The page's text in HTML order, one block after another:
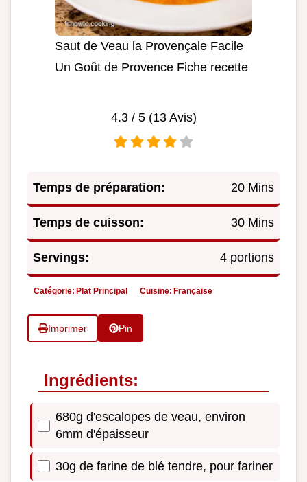
Saut de Veau la Provençale Facile
Un Goût de Provence Fiche recette
4.3/ 5 (13Avis)
Temps de préparation: 20 Mins
Temps de cuisson: 30 Mins
Servings: 4 portions
Catégorie: Plat Principal Cuisine: Française
Imprimer Pin
Ingrédients:
680g d'escalopes de veau, environ
6mm d'épaisseur
30g de farine de blé tendre, pour fariner